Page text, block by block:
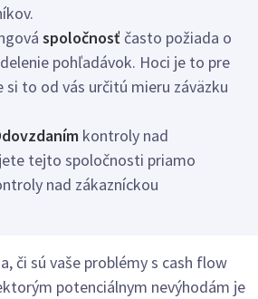
spoločnosťčasto požiada o
pohľadávok. Hoci je to pre
to od vás určitú mieru záväzku
kontroly nad
tejto spoločnosti priamo
nad zákazníckou
či sú vaše problémy s cash flow
potenciálnym nevýhodám je